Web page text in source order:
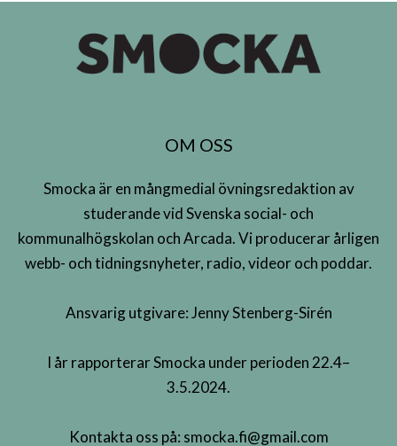
OM OSS
Smocka är en mångmedial övningsredaktion av
studerande vid Svenska social- och
kommunalhögskolan och Arcada. Vi producerar årligen
webb- och tidningsnyheter, radio, videor och poddar.
Ansvarig utgivare: Jenny Stenberg-Sirén
I år rapporterar Smocka under perioden 22.4–
3.5.2024.
Kontakta oss på: smocka.fi@gmail.com